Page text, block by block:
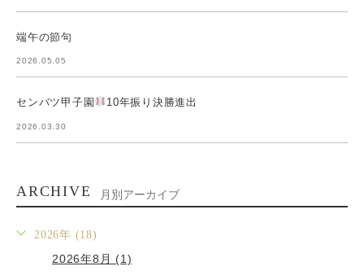
端午の節句
2026.05.05
センバツ甲子園 10年振り決勝進出
2026.03.30
ARCHIVE 月別アーカイブ
2026年 (18)
2026年8月 (1)